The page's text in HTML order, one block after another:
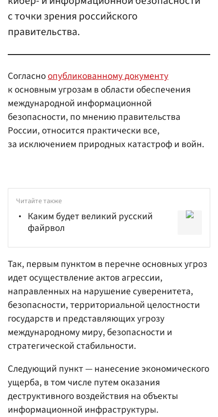
с точки зрения российского
правительства.
Согласноопубликованному документу
к основным угрозам в области обеспечения
международной информационной
безопасности, по мнению правительства
России, относится практически все,
за исключением природных катастроф и войн.
Читайте также
Каким будет великий русский
файрвол
Так, первым пунктом в перечне основных угроз
идет осуществление актов агрессии,
направленных на нарушение суверенитета,
безопасности, территориальной целостности
государств и представляющих угрозу
международному миру, безопасности и
стратегической стабильности.
Следующий пункт — нанесение экономического
ущерба, в том числе путем оказания
деструктивного воздействия на объекты
информационной инфраструктуры.